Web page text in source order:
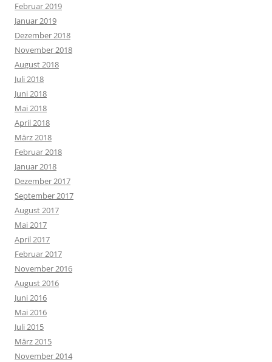
Februar 2019
Januar 2019
Dezember 2018
November 2018
August 2018
Juli 2018
Juni 2018
Mai 2018
April 2018
März 2018
Februar 2018
Januar 2018
Dezember 2017
September 2017
August 2017
Mai 2017
April 2017
Februar 2017
November 2016
August 2016
Juni 2016
Mai 2016
Juli 2015
März 2015
November 2014